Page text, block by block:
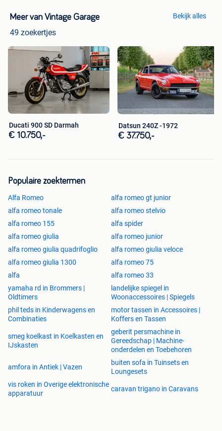
Meer van Vintage Garage
49 zoekertjes
Bekijk alles
Ducati 900 SD Darmah
€ 10.750,-
Datsun 240Z -1972
€ 37.750,-
Populaire zoektermen
Alfa Romeo
alfa romeo gt junior
alfa romeo tonale
alfa romeo stelvio
alfa romeo 155
alfa spider
alfa romeo giulia
alfa romeo junior
alfa romeo giulia quadrifoglio
alfa romeo giulia veloce
alfa romeo giulia 1300
alfa romeo 75
alfa
alfa romeo 33
yamaha rd in Brommers |
Oldtimers
landelijke spiegel in
Woonaccessoires | Spiegels
phil teds in Kinderwagens en
Combinaties
motor tassen in Accessoires |
Koffers en Tassen
smeg koelkast in Koelkasten en
IJskasten
geberit persmachine in
Gereedschap | Machine-
onderdelen en Toebehoren
amfora in Antiek | Vazen
buiten sofa in Tuinsets en
Loungesets
vis roken in Overige elektronische
apparatuur
caravan trigano in Caravans